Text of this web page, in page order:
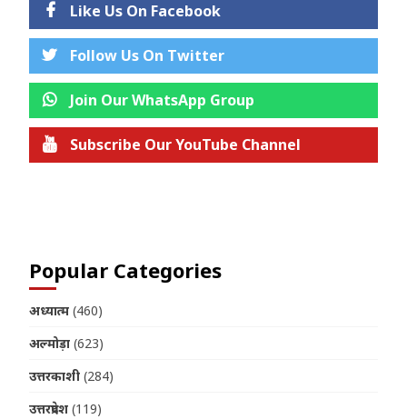
Like Us On Facebook
Follow Us On Twitter
Join Our WhatsApp Group
Subscribe Our YouTube Channel
Popular Categories
अध्यात्म (460)
अल्मोड़ा (623)
उत्तरकाशी (284)
उत्तरप्रदेश (119)